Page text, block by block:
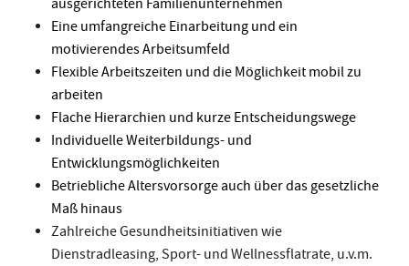
Eine umfangreiche Einarbeitung und ein
motivierendes Arbeitsumfeld
Flexible Arbeitszeiten und die Möglichkeit mobil zu
arbeiten
Flache Hierarchien und kurze Entscheidungswege
Individuelle Weiterbildungs- und
Entwicklungsmöglichkeiten
Betriebliche Altersvorsorge auch über das gesetzliche
Maß hinaus
Zahlreiche Gesundheitsinitiativen wie
Dienstradleasing, Sport- und Wellnessflatrate, u.v.m.